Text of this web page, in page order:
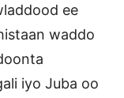
ee
waddo
iyo Juba oo